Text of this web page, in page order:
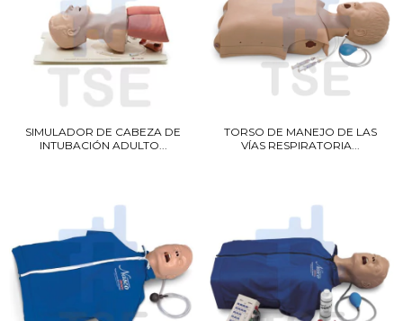
SIMULADOR DE CABEZA DE
INTUBACIÓN ADULTO...
TORSO DE MANEJO DE LAS
VÍAS RESPIRATORIA...